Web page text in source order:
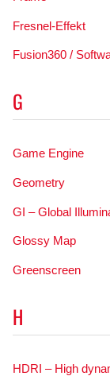
Fresnel-Effekt
Fusion360 /
G
Game Engine
Geometry
GI – Global
Glossy Map
Greenscreen
H
HDRI – High